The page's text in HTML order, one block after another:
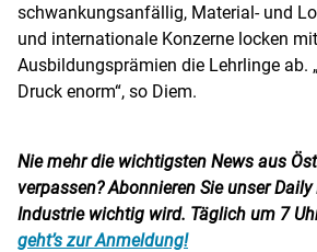
schwankungsanfällig, Material- und
und internationale Konzerne locken
Ausbildungsprämien die Lehrlinge ab.
Druck enorm“, so Diem.
Nie mehr die wichtigsten News aus
verpassen? Abonnieren Sie unser
Industrie wichtig wird. Täglich um 7
geht’s zur Anmeldung!